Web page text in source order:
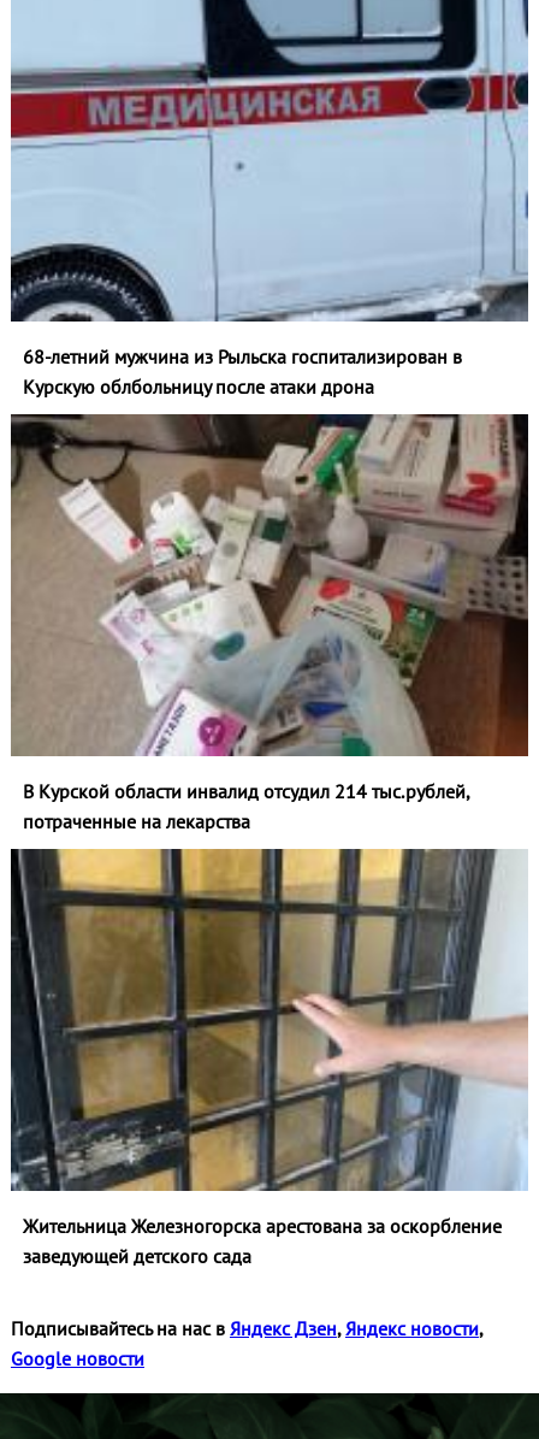
68-летний мужчина из Рыльска госпитализирован в
Курскую облбольницу после атаки дрона
В Курской области инвалид отсудил 214 тыс.рублей,
потраченные на лекарства
Жительница Железногорска арестована за оскорбление
заведующей детского сада
Подписывайтесь на нас в Яндекс Дзен, Яндекс новости,
Google новости